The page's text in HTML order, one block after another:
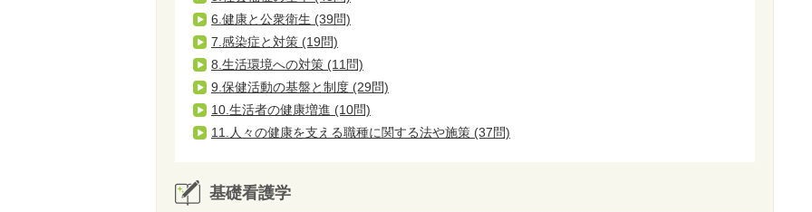
6.健康と公衆衛生 (39問)
7.感染症と対策 (19問)
8.生活環境への対策 (11問)
9.保健活動の基盤と制度 (29問)
10.生活者の健康増進 (10問)
11.人々の健康を支える職種に関する法や施策 (37問)
基礎看護学